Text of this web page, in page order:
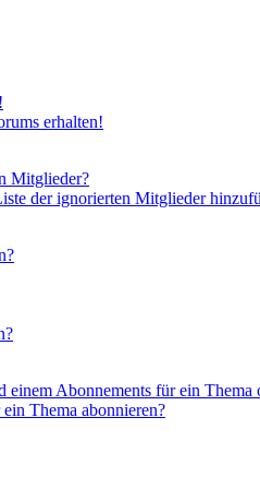
erhalten!
Mitglieder?
der ignorierten Mitglieder
einem Abonnements für ein Thema
Thema abonnieren?